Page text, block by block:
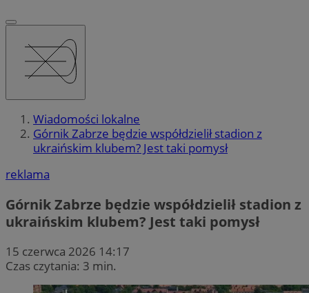
Wiadomości lokalne
Górnik Zabrze będzie współdzielił stadion z
ukraińskim klubem? Jest taki pomysł
reklama
Górnik Zabrze będzie współdzielił stadion z
ukraińskim klubem? Jest taki pomysł
15 czerwca 2026 14:17
Czas czytania: 3 min.